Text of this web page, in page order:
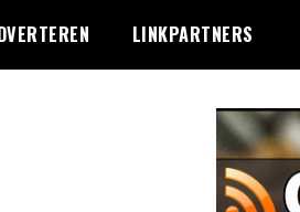
LINKPARTNERS